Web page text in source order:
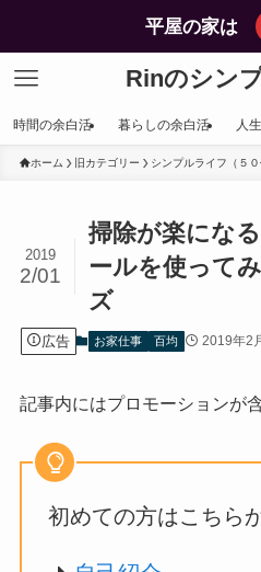
平屋の家は
Rinのシン
時間の余白活 暮らしの余白活 人
ホーム 旧カテゴリー シンプルライフ（５０
掃除が楽にな
ールを使って
ズ
2019
2/01
広告 お家仕事 百均 2019年2
記事内にはプロモーションが
初めての方はこちら